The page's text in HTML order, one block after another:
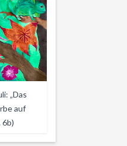
„Das
auf
6b)